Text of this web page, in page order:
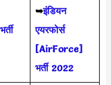
➥इंडियन
एयरफोर्स
[AirForce]
भर्ती 2022